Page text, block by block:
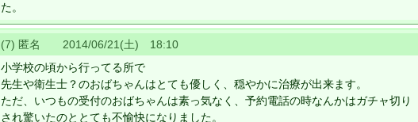
た。
(7) 匿名 2014/06/21(土) 18:10
小学校の頃から行ってる所で
先生や衛生士？のおばちゃんはとても優しく、穏やかに治療が出来ます。
ただ、いつもの受付のおばちゃんは素っ気なく、予約電話の時なんかはガチャ切り
され驚いたのととても不愉快になりました。